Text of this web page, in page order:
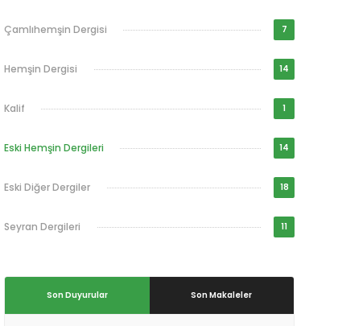
Çamlıhemşin Dergisi 7
Hemşin Dergisi 14
Kalif 1
Eski Hemşin Dergileri 14
Eski Diğer Dergiler 18
Seyran Dergileri 11
Son Duyurular Son Makaleler